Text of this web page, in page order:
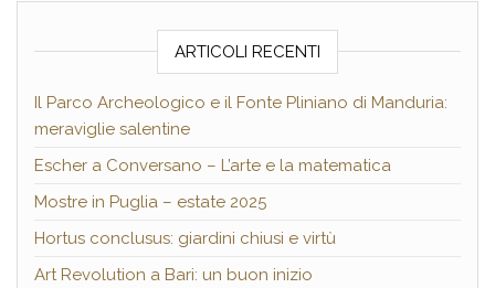
ARTICOLI RECENTI
Il Parco Archeologico e il Fonte Pliniano di Manduria:
meraviglie salentine
Escher a Conversano – L’arte e la matematica
Mostre in Puglia – estate 2025
Hortus conclusus: giardini chiusi e virtù
Art Revolution a Bari: un buon inizio